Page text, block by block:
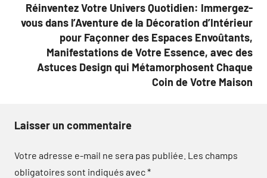
Réinventez Votre Univers Quotidien: Immergez-
vous dans l’Aventure de la Décoration d’Intérieur
pour Façonner des Espaces Envoûtants,
Manifestations de Votre Essence, avec des
Astuces Design qui Métamorphosent Chaque
Coin de Votre Maison
Laisser un commentaire
Votre adresse e-mail ne sera pas publiée. Les champs
obligatoires sont indiqués avec*